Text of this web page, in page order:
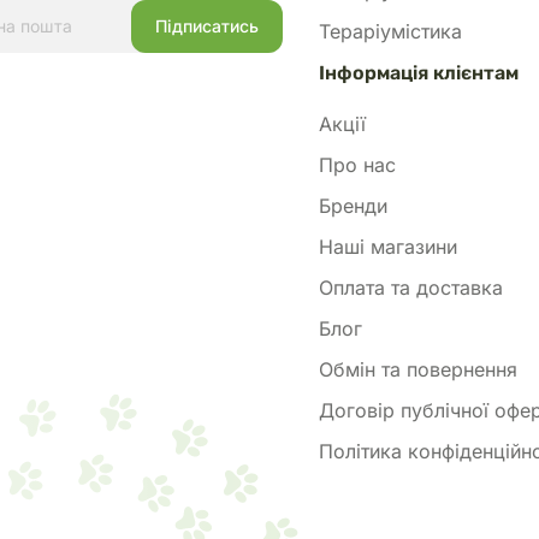
Тераріумістика
Інформація клієнтам
Акції
Про нас
Бренди
Наші магазини
Оплата та доставка
Блог
Обмін та повернення
Договір публічної
Політика